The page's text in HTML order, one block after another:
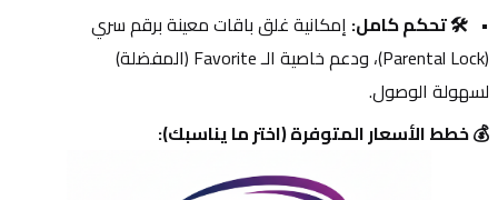
🛠️ تحكم كامل:
لسهولة الوصول.
💰 خطط الأسعار المتوفرة (اختر ما يناسبك):